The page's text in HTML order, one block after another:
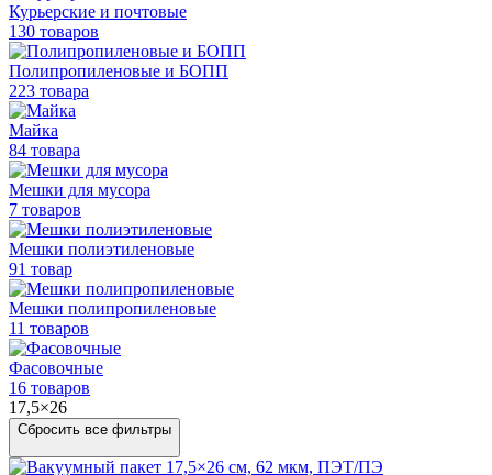
Курьерские и почтовые
130 товаров
Полипропиленовые и БОПП
223 товара
Майка
84 товара
Мешки для мусора
7 товаров
Мешки полиэтиленовые
91 товар
Мешки полипропиленовые
11 товаров
Фасовочные
16 товаров
17,5×26
Сбросить все фильтры